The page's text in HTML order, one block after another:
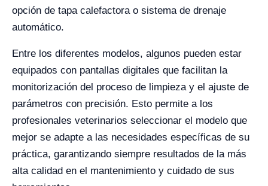
opción de tapa calefactora o sistema de drenaje
automático.
Entre los diferentes modelos, algunos pueden estar
equipados con pantallas digitales que facilitan la
monitorización del proceso de limpieza y el ajuste de
parámetros con precisión. Esto permite a los
profesionales veterinarios seleccionar el modelo que
mejor se adapte a las necesidades específicas de su
práctica, garantizando siempre resultados de la más
alta calidad en el mantenimiento y cuidado de sus